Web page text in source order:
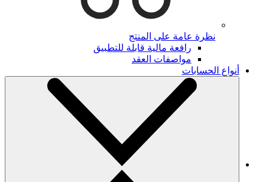
نظرة عامة على المنتج
رافعة مالية قابلة للتطبيق
مواصفات العقد
أنواع الحسابات